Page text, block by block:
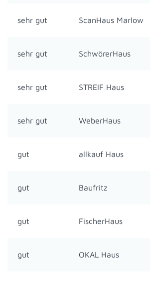
sehr gut ScanHaus Marlow
sehr gut SchwörerHaus
sehr gut STREIF Haus
sehr gut WeberHaus
gut allkauf Haus
gut Baufritz
gut FischerHaus
gut OKAL Haus